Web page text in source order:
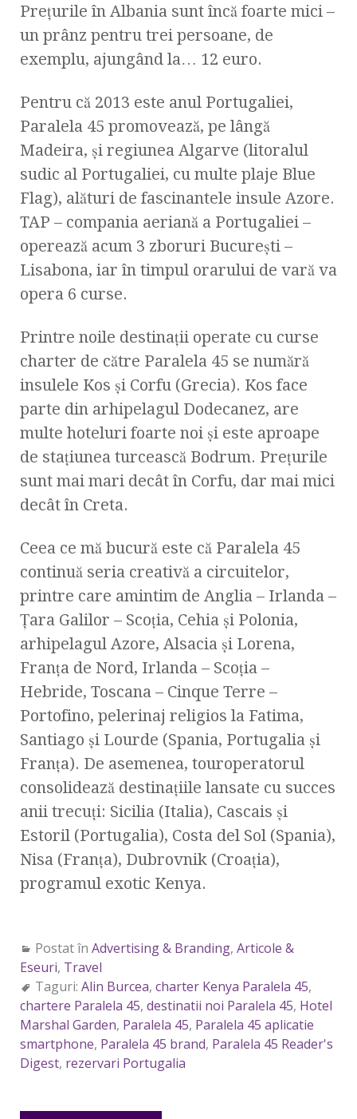
Preţurile în Albania sunt încă foarte mici –
un prânz pentru trei persoane, de
exemplu, ajungând la… 12 euro.
Pentru că 2013 este anul Portugaliei,
Paralela 45 promovează, pe lângă
Madeira, şi regiunea Algarve (litoralul
sudic al Portugaliei, cu multe plaje Blue
Flag), alături de fascinantele insule Azore.
TAP – compania aeriană a Portugaliei –
operează acum 3 zboruri Bucureşti –
Lisabona, iar în timpul orarului de vară va
opera 6 curse.
Printre noile destinaţii operate cu curse
charter de către Paralela 45 se numără
insulele Kos şi Corfu (Grecia). Kos face
parte din arhipelagul Dodecanez, are
multe hoteluri foarte noi şi este aproape
de staţiunea turcească Bodrum. Preţurile
sunt mai mari decât în Corfu, dar mai mici
decât în Creta.
Ceea ce mă bucură este că Paralela 45
continuă seria creativă a circuitelor,
printre care amintim de Anglia – Irlanda –
Ţara Galilor – Scoţia, Cehia şi Polonia,
arhipelagul Azore, Alsacia şi Lorena,
Franţa de Nord, Irlanda – Scoţia –
Hebride, Toscana – Cinque Terre –
Portofino, pelerinaj religios la Fatima,
Santiago şi Lourde (Spania, Portugalia şi
Franţa). De asemenea, touroperatorul
consolidează destinaţiile lansate cu succes
anii trecuţi: Sicilia (Italia), Cascais şi
Estoril (Portugalia), Costa del Sol (Spania),
Nisa (Franţa), Dubrovnik (Croaţia),
programul exotic Kenya.
Postat în Advertising & Branding, Articole &
Eseuri, Travel
Taguri: Alin Burcea, charter Kenya Paralela 45,
chartere Paralela 45, destinatii noi Paralela 45, Hotel
Marshal Garden, Paralela 45, Paralela 45 aplicatie
smartphone, Paralela 45 brand, Paralela 45 Reader's
Digest, rezervari Portugalia